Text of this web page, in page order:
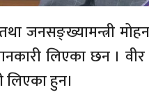
जनसङ्ख्यामन्त्री
लिएका छन ।
हुन।